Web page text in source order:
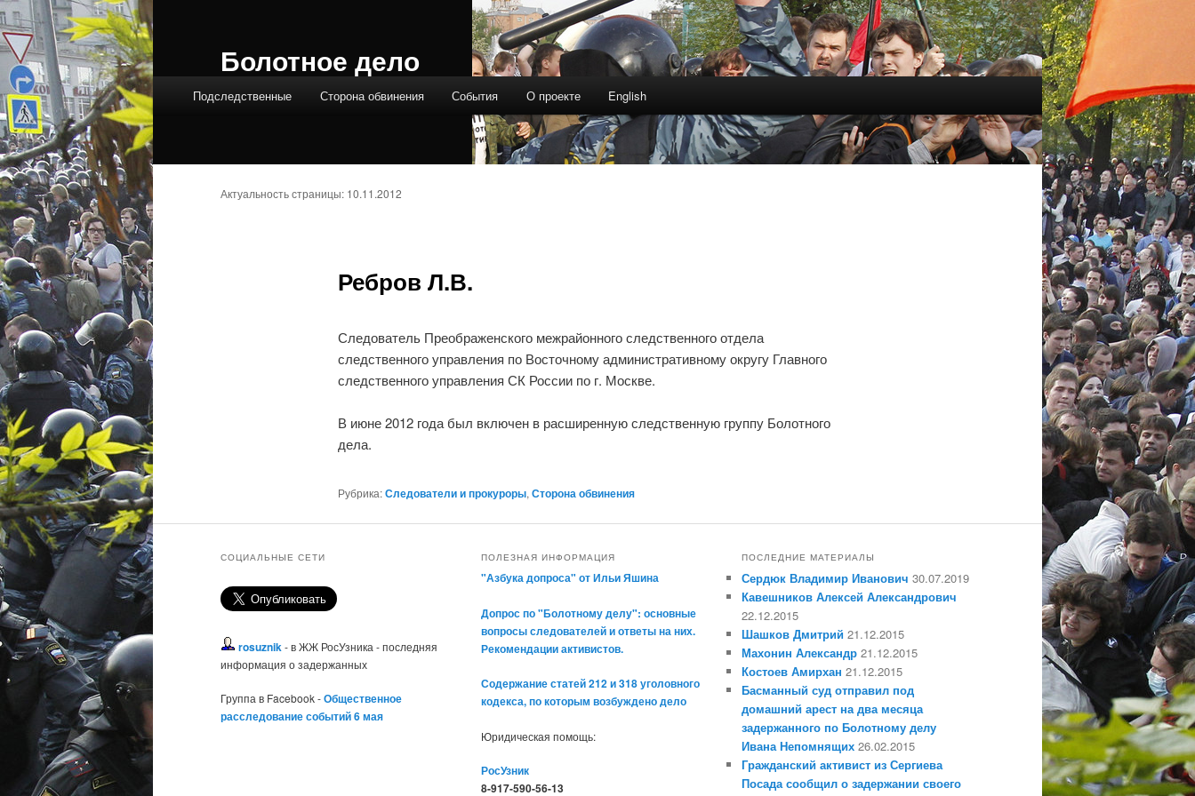
Болотное дело
Подследственные Сторона обвинения События О проекте English
Ребров Л.В.
Актуальность страницы: 10.11.2012
Следователь Преображенского межрайонного следственного отдела
следственного управления по Восточному административному округу Главного
следственного управления СК России по г. Москве.
В июне 2012 года был включен в расширенную следственную группу Болотного
дела.
Рубрика:Следователи и прокуроры,Сторона обвинения
СОЦИАЛЬНЫЕ СЕТИ
rosuznik- в ЖЖ РосУзника - последняя
информация о задержанных
Группа в Facebook -Общественное
расследование событий 6 мая
ПОЛЕЗНАЯ ИНФОРМАЦИЯ
"Азбука допроса" от Ильи Яшина
Допрос по "Болотному делу": основные
вопросы следователей и ответы на них.
Рекомендации активистов.
Содержание статей 212 и 318 уголовного
кодекса, по которым возбуждено дело
Юридическая помощь:
РосУзник
8-917-590-56-13
ПОСЛЕДНИЕ МАТЕРИАЛЫ
Сердюк Владимир Иванович 30.07.2019
Кавешников Алексей Александрович
22.12.2015
Шашков Дмитрий 21.12.2015
Махонин Александр 21.12.2015
Костоев Амирхан 21.12.2015
Басманный суд отправил под
домашний арест на два месяца
задержанного по Болотному делу
Ивана Непомнящих 26.02.2015
Гражданский активист из Сергиева
Посада сообщил о задержании своего